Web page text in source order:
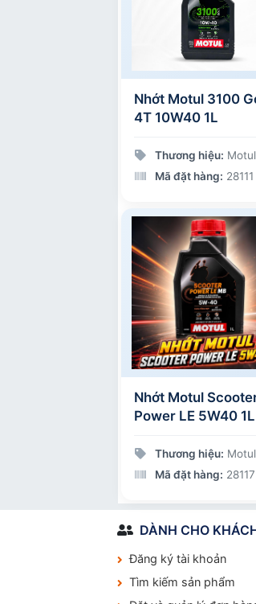
Nhớt Motul 3100
4T 10W40 1L
Thương hiệu: Motul
Mã đặt hàng: 28111
Nhớt Motul
Power LE 5W40 1L
Thương hiệu: Motul
Mã đặt hàng: 28117
DÀNH CHO
Đăng ký tài khoản
Tìm kiếm sản phẩm